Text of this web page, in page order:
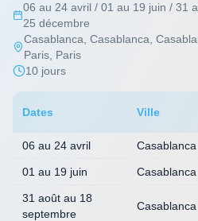
06 au 24 avril / 01 au 19 juin / 31
25 décembre
Casablanca, Casablanca,
Paris, Paris
10 jours
Dates Ville
06 au 24 avril
Casablanca
01 au 19 juin Casablanca
31 août au 18
septembre
Casablanca